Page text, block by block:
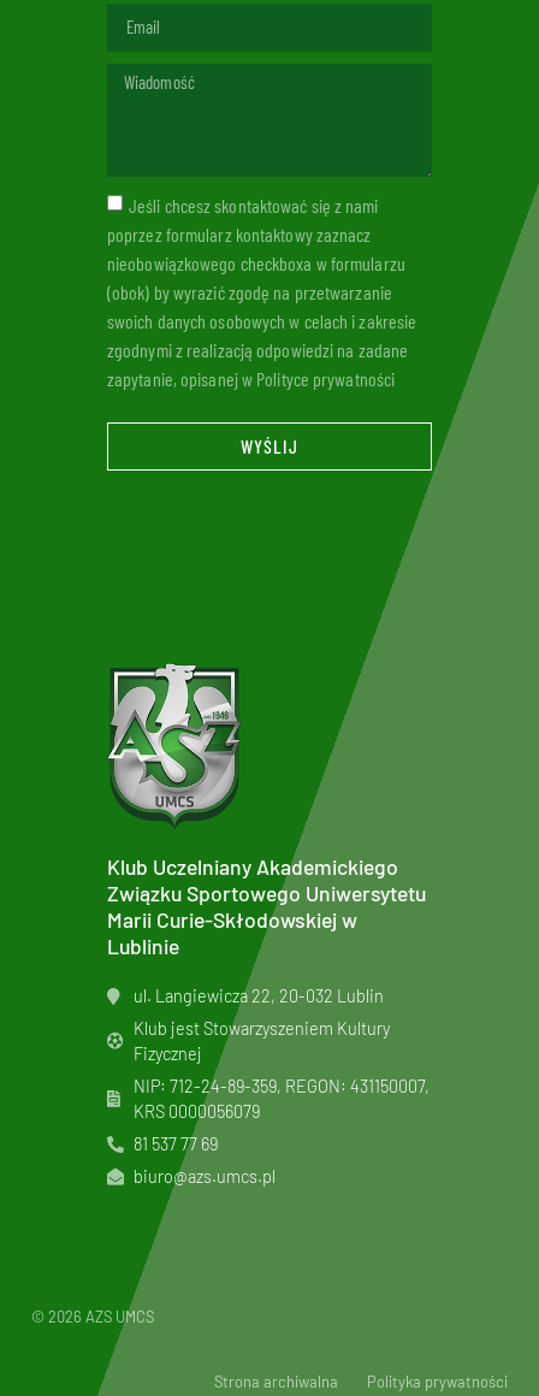
Jeśli chcesz skontaktować się z nami
poprzez formularz kontaktowy zaznacz
nieobowiązkowego checkboxa w formularzu
(obok) by wyrazić zgodę na przetwarzanie
swoich danych osobowych w celach i zakresie
zgodnymi z realizacją odpowiedzi na zadane
zapytanie, opisanej w Polityce prywatności
WYŚLIJ
Klub Uczelniany Akademickiego
Związku Sportowego Uniwersytetu
Marii Curie-Skłodowskiej w
Lublinie
ul. Langiewicza 22, 20-032 Lublin
Klub jest Stowarzyszeniem Kultury
Fizycznej
NIP: 712-24-89-359, REGON: 431150007,
KRS 0000056079
81 537 77 69
biuro@azs.umcs.pl
© 2026 AZS UMCS
Strona archiwalna Polityka prywatności